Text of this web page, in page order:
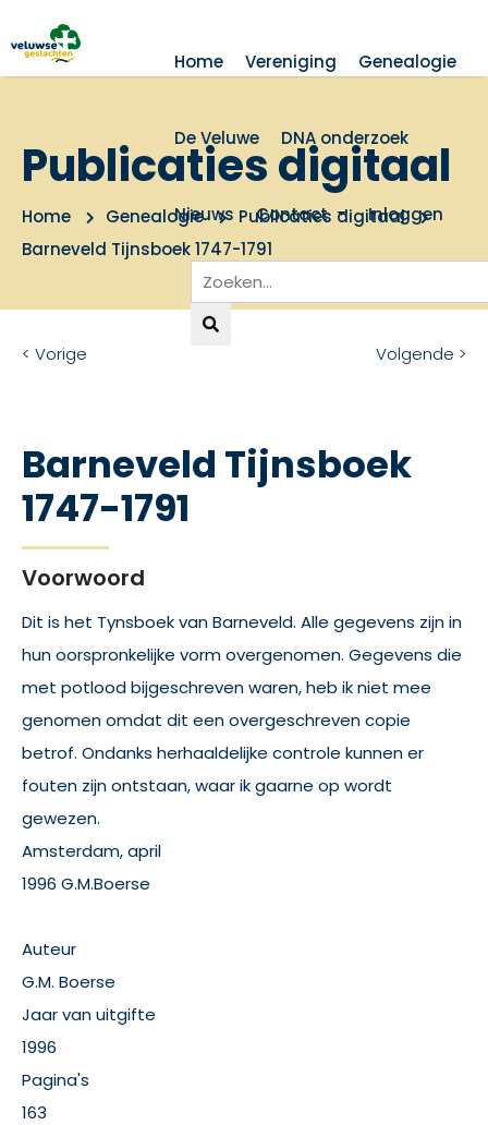
Home Vereniging Genealogie
De Veluwe DNA onderzoek
Nieuws Contact Inloggen
Publicaties digitaal
Home Genealogie
Publicaties digitaal
Barneveld Tijnsboek 1747-1791
< Vorige Volgende >
Barneveld Tijnsboek
1747-1791
Voorwoord
Dit is het Tynsboek van Barneveld. Alle gegevens zijn in
hun oorspronkelijke vorm overgenomen. Gegevens die
met potlood bijgeschreven waren, heb ik niet mee
genomen omdat dit een overgeschreven copie
betrof. Ondanks herhaaldelijke controle kunnen er
fouten zijn ontstaan, waar ik gaarne op wordt
gewezen.
Amsterdam, april
1996 G.M.Boerse
Auteur
G.M. Boerse
Jaar van uitgifte
1996
Pagina's
163